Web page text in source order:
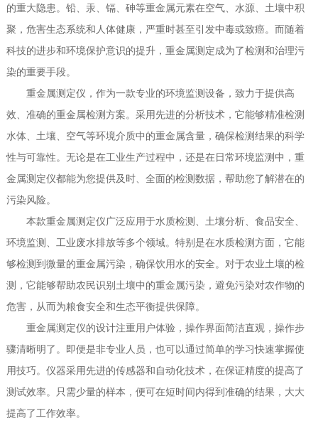
的重大隐患。铅、汞、镉、砷等重金属元素在空气、水源、土壤中积
聚，危害生态系统和人体健康，严重时甚至引发中毒或致癌。而随着
科技的进步和环境保护意识的提升，重金属测定成为了检测和治理污
染的重要手段。
重金属测定仪，作为一款专业的环境监测设备，致力于提供高
效、准确的重金属检测方案。采用先进的分析技术，它能够精准检测
水体、土壤、空气等环境介质中的重金属含量，确保检测结果的科学
性与可靠性。无论是在工业生产过程中，还是在日常环境监测中，重
金属测定仪都能为您提供及时、全面的检测数据，帮助您了解潜在的
污染风险。
本款重金属测定仪广泛应用于水质检测、土壤分析、食品安全、
环境监测、工业废水排放等多个领域。特别是在水质检测方面，它能
够检测到微量的重金属污染，确保饮用水的安全。对于农业土壤的检
测，它能够帮助农民识别土壤中的重金属污染，避免污染对农作物的
危害，从而为粮食安全和生态平衡提供保障。
重金属测定仪的设计注重用户体验，操作界面简洁直观，操作步
骤清晰明了。即便是非专业人员，也可以通过简单的学习快速掌握使
用技巧。仪器采用先进的传感器和自动化技术，在保证精度的提高了
测试效率。只需少量的样本，便可在短时间内得到准确的结果，大大
提高了工作效率。